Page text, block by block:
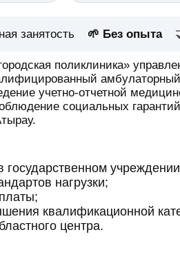
занятость 🌱 Без опыта
поликлиника»
учетно-отчетной
социальных
нагрузки;
квалификационной
центра.